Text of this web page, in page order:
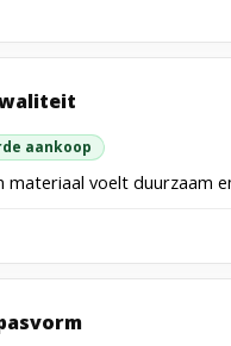
aankoop
materiaal voelt duurzaam